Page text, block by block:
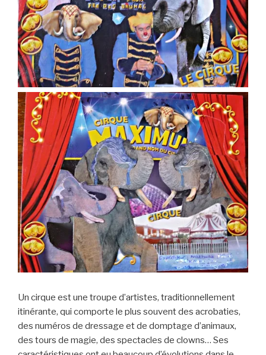
Un cirque est une troupe d’artistes, traditionnellement
itinérante, qui comporte le plus souvent des acrobaties,
des numéros de dressage et de domptage d’animaux,
des tours de magie, des spectacles de clowns… Ses